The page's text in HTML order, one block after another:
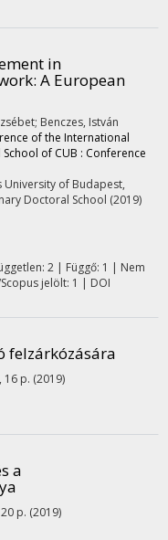
in
: A European
Benczes, István
of the International
of CUB : Conference
University of Budapest,
Doctoral School (2019)
2 | Függő: 1 | Nem
jelölt: 1 | DOI
felzárkózására
16 p. (2019)
a
p. (2019)